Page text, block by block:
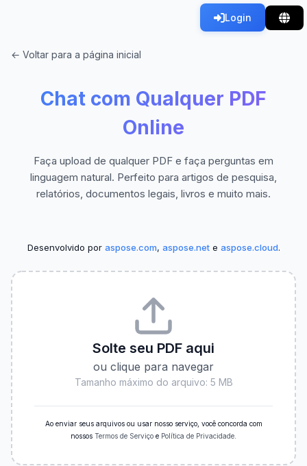
Login
← Voltar para a página inicial
Chat com Qualquer PDF
Online
Faça upload de qualquer PDF e faça perguntas em
linguagem natural. Perfeito para artigos de pesquisa,
relatórios, documentos legais, livros e muito mais.
Desenvolvido por aspose.com, aspose.nete aspose.cloud.
Solte seu PDF aqui
ou clique para navegar
Tamanho máximo do arquivo: 5 MB
Ao enviar seus arquivos ou usar nosso serviço, você concorda com
nossos Termos de Serviço e Política de Privacidade